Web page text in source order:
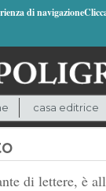
di
casa editrice
di lettere, è